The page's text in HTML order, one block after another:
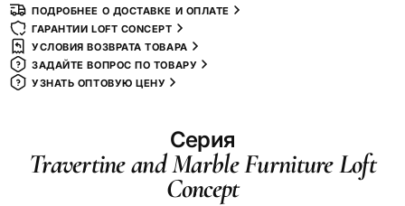
ПОДРОБНЕЕ О ДОСТАВКЕ И ОПЛАТЕ
ГАРАНТИИ LOFT CONCEPT
УСЛОВИЯ ВОЗВРАТА ТОВАРА
ЗАДАЙТЕ ВОПРОС ПО ТОВАРУ
УЗНАТЬ ОПТОВУЮ ЦЕНУ
Серия
Travertine and Marble Furniture Loft
Concept